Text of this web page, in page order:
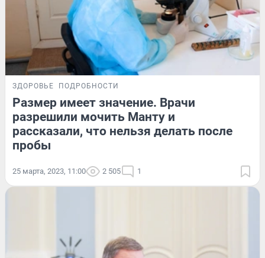
ЗДОРОВЬЕ ПОДРОБНОСТИ
Размер имеет значение. Врачи
разрешили мочить Манту и
рассказали, что нельзя делать после
пробы
25 марта, 2023, 11:00 2 505 1